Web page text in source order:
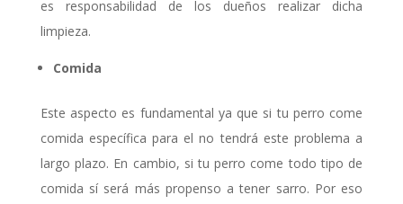
es responsabilidad de los dueños realizar dicha
limpieza.
Comida
Este aspecto es fundamental ya que si tu perro come
comida específica para el no tendrá este problema a
largo plazo. En cambio, si tu perro come todo tipo de
comida sí será más propenso a tener sarro. Por eso